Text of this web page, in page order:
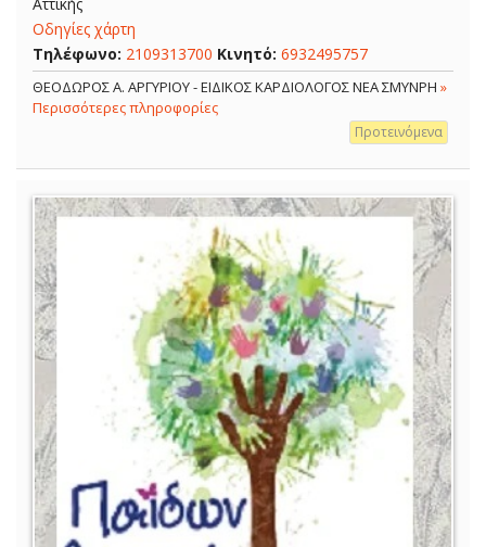
Οδηγίες χάρτη
Τηλέφωνο: 2109313700 Κινητό: 6932495757
ΘΕΟΔΩΡΟΣ Α. ΑΡΓΥΡΙΟΥ - ΕΙΔΙΚΟΣ ΚΑΡΔΙΟΛΟΓΟΣ ΝΕΑ ΣΜΥΝΡΗ »
Περισσότερες πληροφορίες
Προτεινόμενα